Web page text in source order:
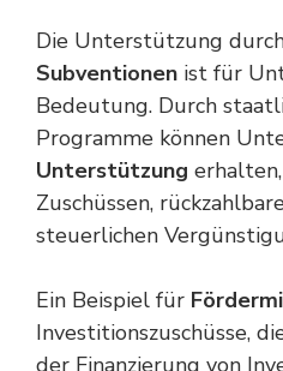
Die Unterstützung
Subventionen ist für
Bedeutung. Durch
Programme können
Unterstützung
Zuschüssen,
steuerlichen
Ein Beispiel für
Investitionszuschüsse,
der Finanzierung von